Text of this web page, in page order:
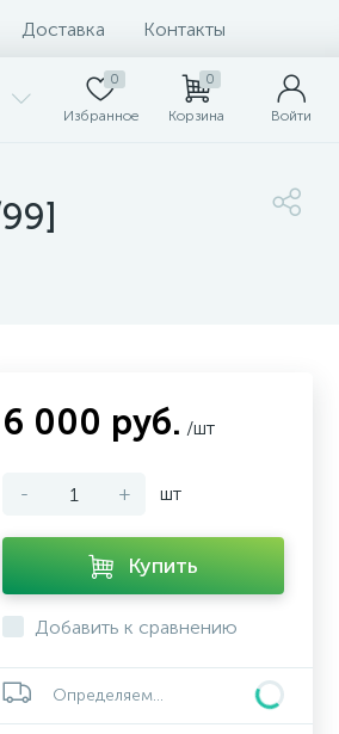
Доставка Контакты
0
Избранное
0
Корзина Войти
6 000 руб. /шт
- + шт
Купить
Добавить к сравнению
Определяем...